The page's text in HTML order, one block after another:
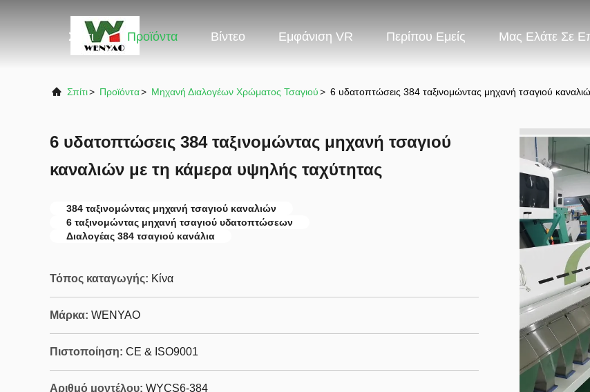
Σπίτι Προϊόντα Βίντεο Εμφάνιση VR Περίπου Εμείς Μας Ελάτε Σε
Σπίτι> Προϊόντα> Μηχανή Διαλογέων Χρώματος Τσαγιού> 6 υδατοπτώσεις 384 ταξινομώντας μηχανή τσαγιού
6 υδατοπτώσεις 384 ταξινομώντας μηχανή τσαγιού
καναλιών με τη κάμερα υψηλής ταχύτητας
384 ταξινομώντας μηχανή τσαγιού καναλιών
6 ταξινομώντας μηχανή τσαγιού υδατοπτώσεων
Διαλογέας 384 τσαγιού κανάλια
Τόπος καταγωγής: Κίνα
Μάρκα: WENYAO
Πιστοποίηση: CE & ISO9001
Αριθμό μοντέλου: WYCS6-384